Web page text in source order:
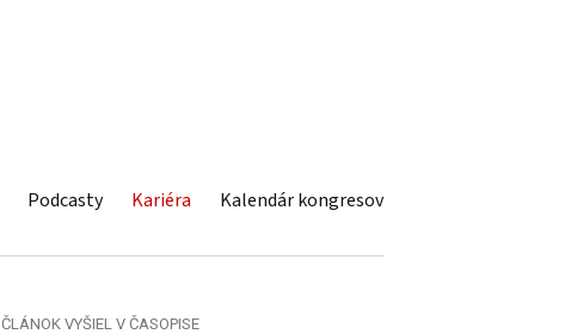
Podcasty Kariéra Kalendár kongresov
ČLÁNOK VYŠIEL V ČASOPISE